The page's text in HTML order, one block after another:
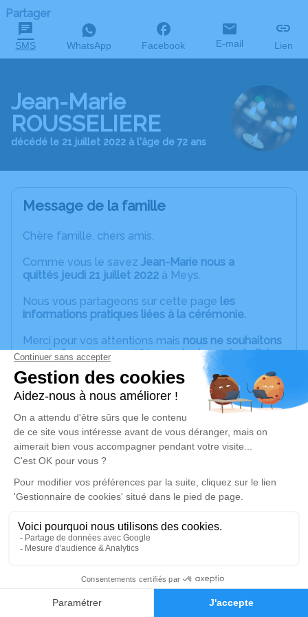
Faire-part Hommages
Partager
SMS WhatsApp Facebook E-mail Lien
Jean-Marie
ROUSSELIERE
décédé le 21 juillet 2022 à l'âge de 72 ans
Message de la famille
Chère famille, chers amis,
Comme vous le savez Jean-Marie nous a
quittés jeudi 21 juillet 2022 à Meys.
Nous vous partageons sur cette page les
informations pratiques liées à la cérémonie.
Merci pour vos attentions mais nous ne souhaitons
pas de fleurs, nous préféronsplanter un bel olivier
plus tard, en hommage à Jean-Marie, qui pourra
être près d'Edwige .
Merci de ne pas tenir compte des onglets
"Livraison de fleurs" ci dessous mais de
si vous le souhaitez, la cagnotte qui a été ouverte
pour cet olivier et dont voici le lien :
https://www.papayoux.com/fr/cagnotte/un-
Une boîte à dons et un registre seront aussi sur
place le jour de la cérémonie.
La cérémonie se déroulera levendredi 12 août
2022 à 13h30
Crématorium de Lyon - 17 Rue Pierre Delore -
Il est possible de
se recueillir auprès de lui jeudi 11